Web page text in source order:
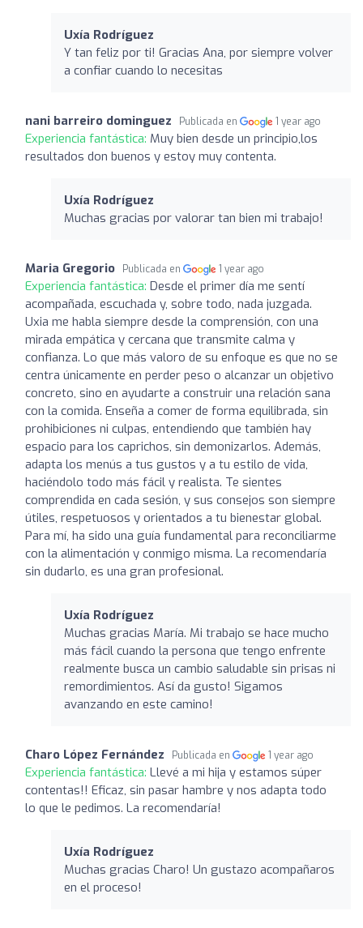
Uxía Rodríguez
Y tan feliz por ti! Gracias Ana, por siempre volver
a confiar cuando lo necesitas
nani barreiro dominguez Publicada en 1 year ago
Experiencia fantástica: Muy bien desde un principio,los
resultados don buenos y estoy muy contenta.
Uxía Rodríguez
Muchas gracias por valorar tan bien mi trabajo!
Maria Gregorio Publicada en 1 year ago
Experiencia fantástica: Desde el primer día me sentí
acompañada, escuchada y, sobre todo, nada juzgada.
Uxia me habla siempre desde la comprensión, con una
mirada empática y cercana que transmite calma y
confianza. Lo que más valoro de su enfoque es que no se
centra únicamente en perder peso o alcanzar un objetivo
concreto, sino en ayudarte a construir una relación sana
con la comida. Enseña a comer de forma equilibrada, sin
prohibiciones ni culpas, entendiendo que también hay
espacio para los caprichos, sin demonizarlos. Además,
adapta los menús a tus gustos y a tu estilo de vida,
haciéndolo todo más fácil y realista. Te sientes
comprendida en cada sesión, y sus consejos son siempre
útiles, respetuosos y orientados a tu bienestar global.
Para mí, ha sido una guía fundamental para reconciliarme
con la alimentación y conmigo misma. La recomendaría
sin dudarlo, es una gran profesional.
Uxía Rodríguez
Muchas gracias María. Mi trabajo se hace mucho
más fácil cuando la persona que tengo enfrente
realmente busca un cambio saludable sin prisas ni
remordimientos. Así da gusto! Sigamos
avanzando en este camino!
Charo López Fernández Publicada en 1 year ago
Experiencia fantástica: Llevé a mi hija y estamos súper
contentas!! Eficaz, sin pasar hambre y nos adapta todo
lo que le pedimos. La recomendaría!
Uxía Rodríguez
Muchas gracias Charo! Un gustazo acompañaros
en el proceso!